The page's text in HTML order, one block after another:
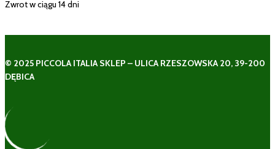
Zwrot w ciągu 14 dni
© 2025 PICCOLA ITALIA SKLEP – ULICA RZESZOWSKA 20, 39-200
DĘBICA